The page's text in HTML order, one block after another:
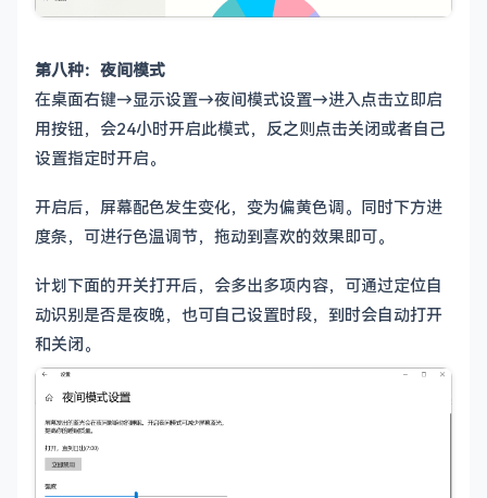
第八种：夜间模式
在桌面右键→显示设置→夜间模式设置→进入点击立即启
用按钮，会24小时开启此模式，反之则点击关闭或者自己
设置指定时开启。
开启后，屏幕配色发生变化，变为偏黄色调。同时下方进
度条，可进行色温调节，拖动到喜欢的效果即可。
计划下面的开关打开后，会多出多项内容，可通过定位自
动识别是否是夜晚，也可自己设置时段，到时会自动打开
和关闭。